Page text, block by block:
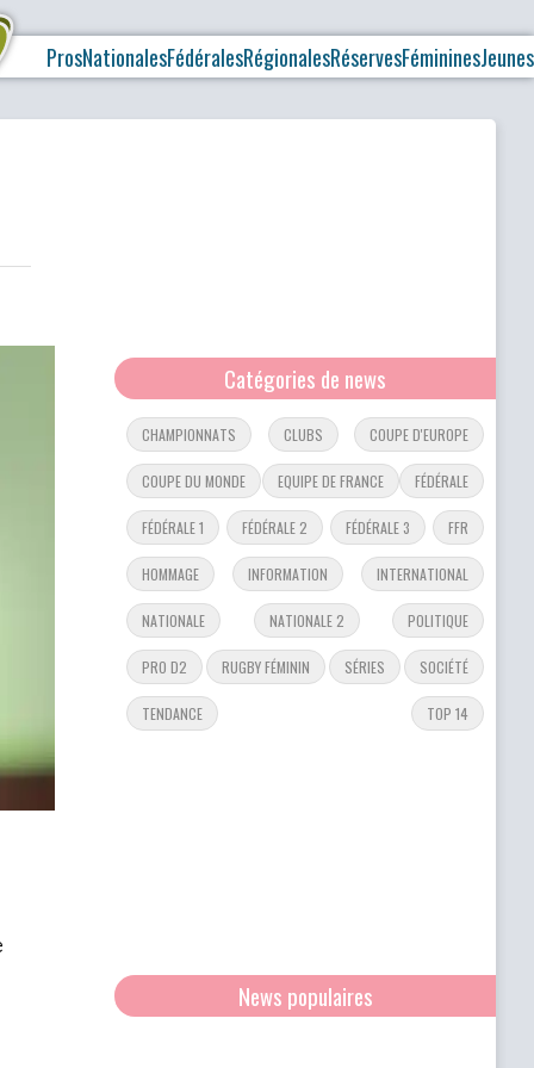
ProsNationalesFédéralesRégionalesRéservesFémininesJeunes
Catégories de news
CHAMPIONNATS CLUBS COUPE D'EUROPE
COUPE DU MONDE EQUIPE DE FRANCE FÉDÉRALE
FÉDÉRALE 1 FÉDÉRALE 2 FÉDÉRALE 3 FFR
HOMMAGE INFORMATION INTERNATIONAL
NATIONALE NATIONALE 2 POLITIQUE
PRO D2 RUGBY FÉMININ SÉRIES SOCIÉTÉ
TENDANCE TOP 14
News populaires